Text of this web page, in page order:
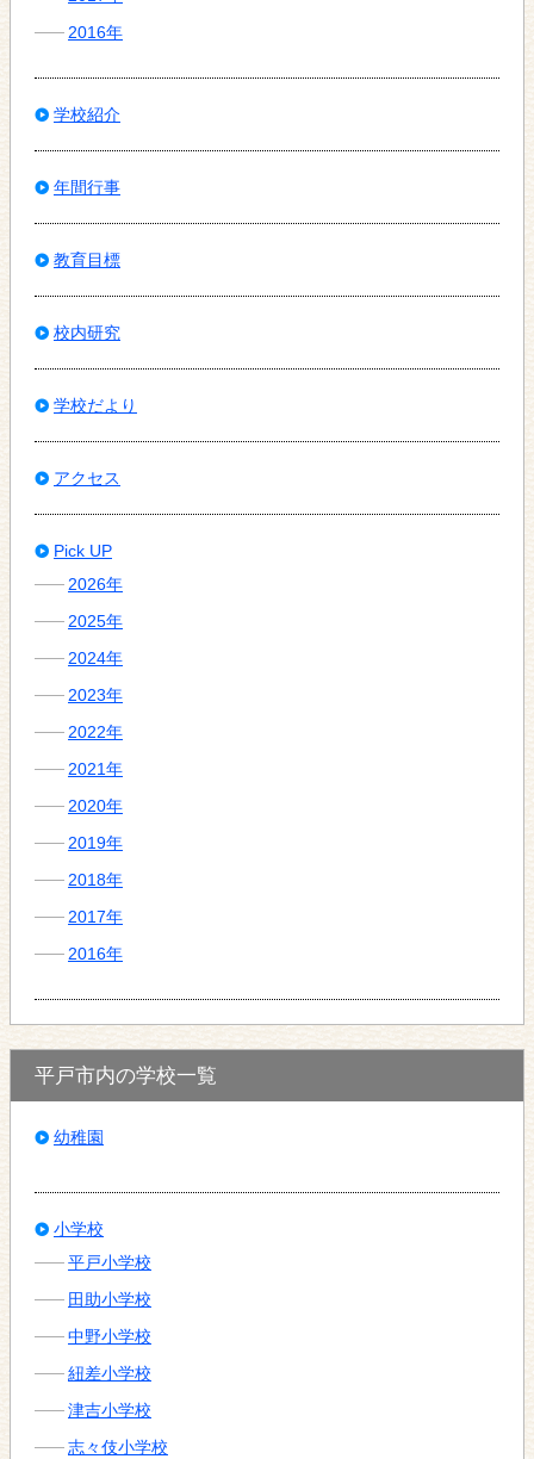
2016年
学校紹介
年間行事
教育目標
校内研究
学校だより
アクセス
Pick UP
2026年
2025年
2024年
2023年
2022年
2021年
2020年
2019年
2018年
2017年
2016年
平戸市内の学校一覧
幼稚園
小学校
平戸小学校
田助小学校
中野小学校
紐差小学校
津吉小学校
志々伎小学校